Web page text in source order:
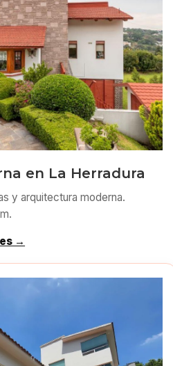
en La Herradura
y arquitectura moderna.
→